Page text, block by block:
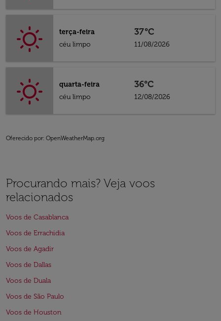
terça-feira
céu limpo
37°C
11/08/2026
quarta-feira
céu limpo
36°C
12/08/2026
Oferecido por: OpenWeatherMap.org
Procurando mais? Veja voos
relacionados
Voos de Casablanca
Voos de Errachidia
Voos de Agadir
Voos de Dallas
Voos de Duala
Voos de São Paulo
Voos de Houston